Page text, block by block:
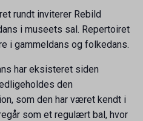
rundt inviterer Rebild
i museets sal. Repertoiret
i gammeldans og folkedans.
har eksisteret siden
den
som den har været kendt i
som et regulært bal, hvor